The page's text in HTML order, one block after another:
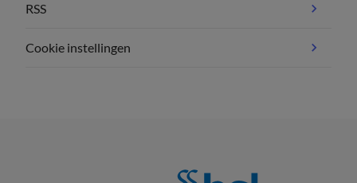
RSS
Cookie instellingen